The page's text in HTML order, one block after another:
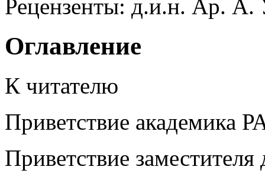
Рецензенты: д.и.н. Ар. А.
Оглавление
К читателю
Приветствие академика
Приветствие